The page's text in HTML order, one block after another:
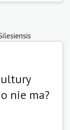
nie ma?